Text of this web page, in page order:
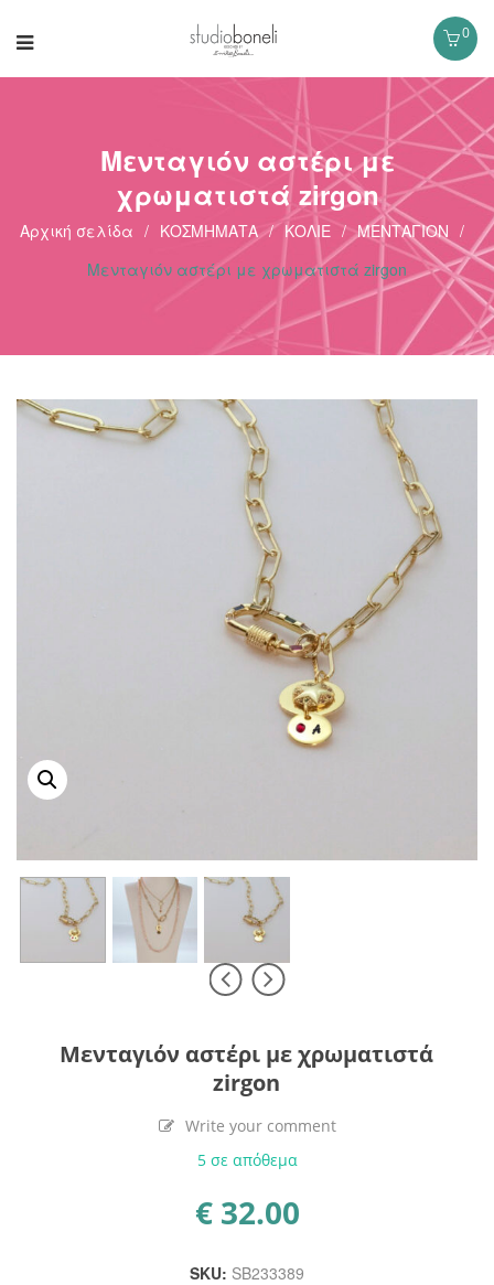
0
Μενταγιόν αστέρι με
χρωματιστά zirgon
Αρχική σελίδα / ΚΟΣΜΗΜΑΤΑ / ΚΟΛΙΕ / ΜΕΝΤΑΓΙΟΝ /
Μενταγιόν αστέρι με χρωματιστά zirgon
Μενταγιόν αστέρι με χρωματιστά
zirgon
Write your comment
5 σε απόθεμα
€32.00
SKU: SB233389